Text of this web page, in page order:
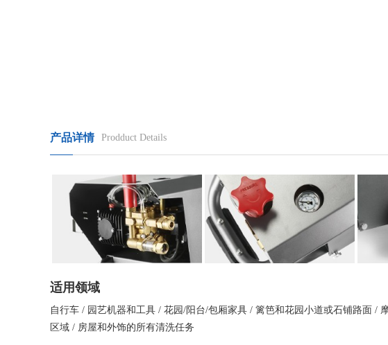
产品详情 Prodduct Details
适用领域
自行车 / 园艺机器和工具 / 花园/阳台/包厢家具 / 篱笆和花园小道或石铺路面 /
区域 / 房屋和外饰的所有清洗任务